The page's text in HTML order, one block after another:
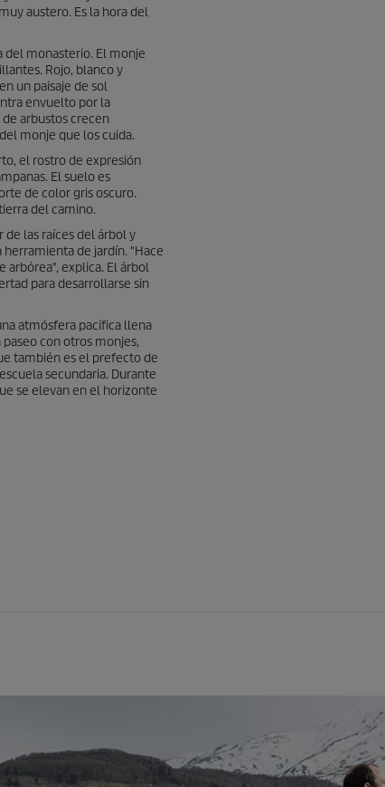
austero. Es la hora del
del monasterio. El monje
Rojo, blanco y
un paisaje de sol
envuelto por la
arbustos crecen
monje que los cuida.
el rostro de expresión
El suelo es
de color gris oscuro.
del camino.
las raíces del árbol y
de jardín. "Hace
arbórea", explica. El árbol
para desarrollarse sin
atmósfera pacífica llena
con otros monjes,
también es el prefecto de
secundaria. Durante
se elevan en el horizonte